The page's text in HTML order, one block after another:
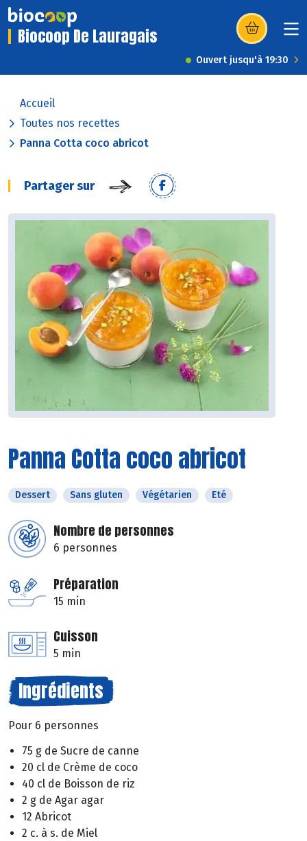
Biocoop De Lauragais (s’ouvre dans
Ouvert jusqu'à 19:30
Accueil
Toutes nos recettes
Panna Cotta coco abricot
Partager sur
Panna Cotta coco abricot
Dessert Sans gluten Végétarien Eté
Nombre de personnes
6 personnes
Préparation
15 min
Cuisson
5 min
Ingrédients
Pour 6 personnes
75 g de Sucre de canne
20 cl de Crème de coco
40 cl de Boisson de riz
2 g de Agar agar
12 Abricot
2 c. à s. de Miel